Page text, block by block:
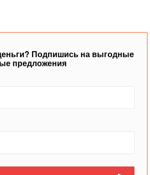
Подпишись на выгодные
предложения